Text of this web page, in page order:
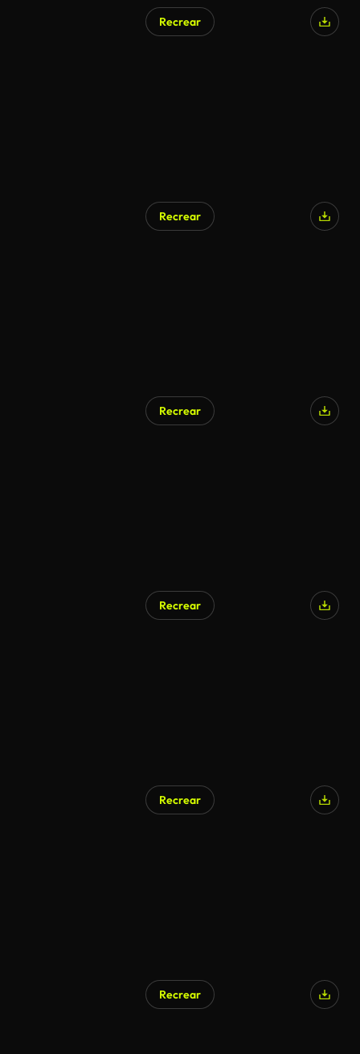
Recrear
Recrear
Recrear
Recrear
Recrear
Recrear